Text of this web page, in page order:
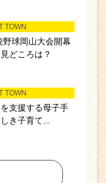
TOWN
野球岡山大会開幕
どころは？
TOWN
支援する母子手
き子育て...